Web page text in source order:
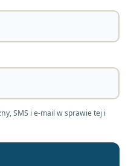
SMS i e-mail w sprawie tej i